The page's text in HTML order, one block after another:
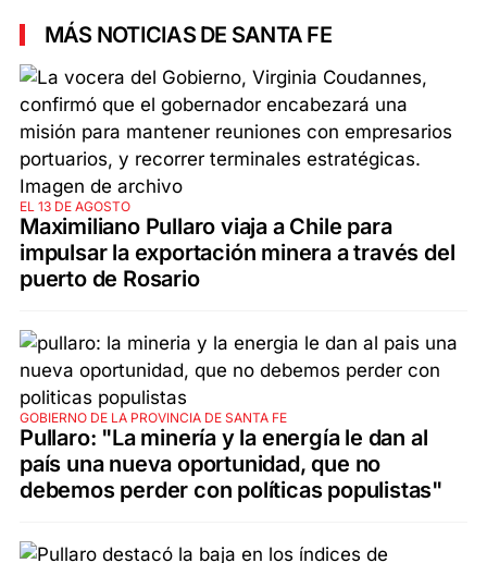
MÁS NOTICIAS DE SANTA FE
EL 13 DE AGOSTO
Maximiliano Pullaro viaja a Chile para
impulsar la exportación minera a través del
puerto de Rosario
GOBIERNO DE LA PROVINCIA DE SANTA FE
Pullaro: "La minería y la energía le dan al
país una nueva oportunidad, que no
debemos perder con políticas populistas"